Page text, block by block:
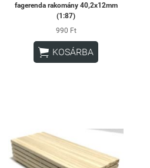
fagerenda rakomány 40,2x12mm
(1:87)
990 Ft
 KOSÁRBA